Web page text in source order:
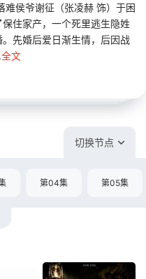
难侯爷谢征（张凌赫 饰）于困
住家产，一个死里逃生隐姓
先婚后爱日渐生情，后因战
全文
切换节点
第04集 第05集